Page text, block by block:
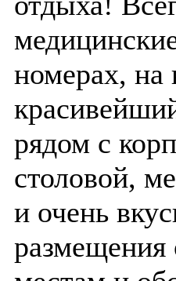
номерах, на
рядом с
столовой,
и очень